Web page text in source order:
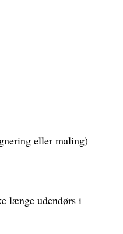
eller maling)
længe udendørs i